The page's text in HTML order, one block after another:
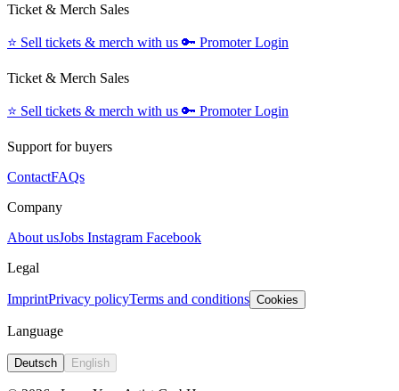
Ticket & Merch Sales
⭐️ Sell tickets & merch with us 🔑 Promoter Login
Ticket & Merch Sales
⭐️ Sell tickets & merch with us 🔑 Promoter Login
Support for buyers
ContactFAQs
Company
About usJobs Instagram Facebook
Legal
ImprintPrivacy policyTerms and conditions Cookies
Language
Deutsch English